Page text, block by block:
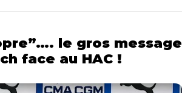
le gros message
face au HAC !